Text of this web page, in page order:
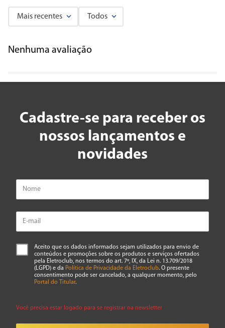
Mais recentes Todos
Nenhuma avaliação
Cadastre-se para receber os
nossos lançamentos e
novidades
Aceito que os dados informados sejam utilizados para envio de
conteúdos e promoções sobre os produtos e serviços ofertados
pela Eletroclub, nos termos do art. 7º, IX, da Lei n. 13.709/2018
(LGPD) e da Política de Privacidade da Eletroclub. O presente
consentimento pode ser cancelado, a qualquer momento, pelo
Portal do Titular.
Você precisa estar logado para se registrar na newsletter